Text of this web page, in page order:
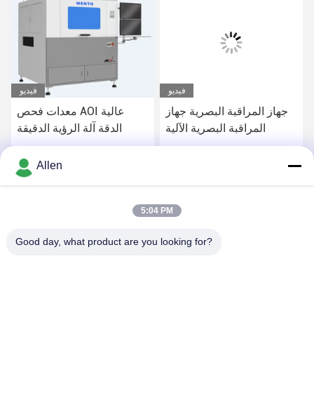
فيديو
معدات فحص AOI عالية
الدقة آلة الرؤية الدقيقة
احصل على أفضل سعر
فيديو
جهاز المراقبة البصرية جهاز
المراقبة البصرية الآلية
Allen
5:04 PM
Good day, what product are you looking for?